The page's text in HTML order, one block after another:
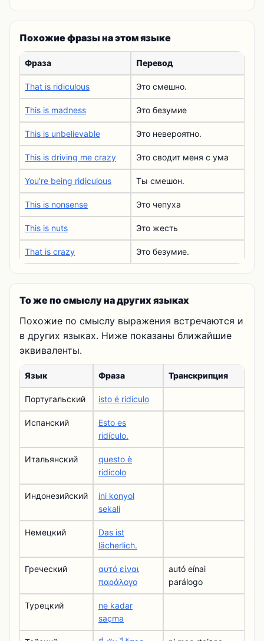
Похожие фразы на этом языке
Фраза Перевод
That is ridiculous Это смешно.
This is madness Это безумие
This is unbelievable Это невероятно.
This is driving me crazy Это сводит меня с ума
You're being ridiculous Ты смешон.
This is nonsense Это чепуха
This is nuts Это жесть
That is crazy Это безумие.
То же по смыслу на других языках
Похожие по смыслу выражения встречаются и
в других языках. Ниже показаны ближайшие
эквиваленты.
Язык Фраза Транскрипция
Португальский isto é ridículo
Испанский
Esto es
ridículo.
Итальянский
questo è
ridicolo
Индонезийский
ini konyol
sekali
Немецкий
Das ist
lächerlich.
Греческий
αυτό είναι
παράλογο
autó eínai
parálogo
Турецкий
ne kadar
saçma